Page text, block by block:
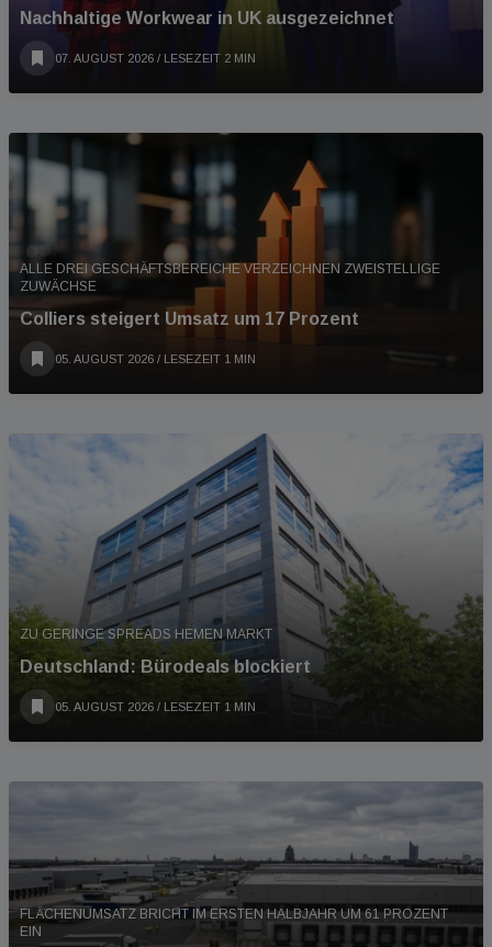
Nachhaltige Workwear in UK ausgezeichnet
07. AUGUST 2026 / LESEZEIT 2 MIN
ALLE DREI GESCHÄFTSBEREICHE VERZEICHNEN ZWEISTELLIGE
ZUWÄCHSE
Colliers steigert Umsatz um 17 Prozent
05. AUGUST 2026 / LESEZEIT 1 MIN
ZU GERINGE SPREADS HEMEN MARKT
Deutschland: Bürodeals blockiert
05. AUGUST 2026 / LESEZEIT 1 MIN
FLÄCHENUMSATZ BRICHT IM ERSTEN HALBJAHR UM 61 PROZENT
EIN